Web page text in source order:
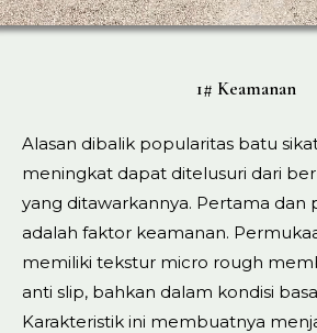
1# Keamanan
Alasan dibalik popularitas batu
meningkat dapat ditelusuri dari
yang ditawarkannya. Pertama dan
adalah faktor keamanan.
memiliki tekstur micro rough
anti slip, bahkan dalam kondisi
Karakteristik ini membuatnya